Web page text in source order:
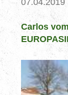
07.04.2019
Carlos